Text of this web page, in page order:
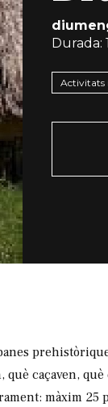
Durada:
Activitats
què caçaven,
màxim 25